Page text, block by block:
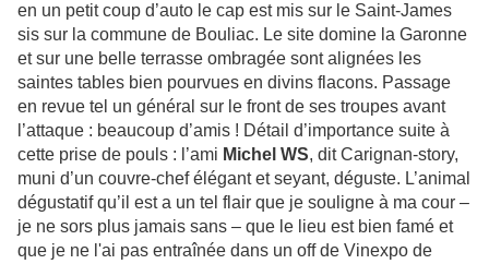
en un petit coup d’auto le cap est mis sur le Saint-James
sis sur la commune de Bouliac. Le site domine la Garonne
et sur une belle terrasse ombragée sont alignées les
saintes tables bien pourvues en divins flacons. Passage
en revue tel un général sur le front de ses troupes avant
l’attaque : beaucoup d’amis ! Détail d’importance suite à
cette prise de pouls : l’ami Michel WS, dit Carignan-story,
muni d’un couvre-chef élégant et seyant, déguste. L’animal
dégustatif qu’il est a un tel flair que je souligne à ma cour –
je ne sors plus jamais sans – que le lieu est bien famé et
que je ne l'ai pas entraînée dans un off de Vinexpo de